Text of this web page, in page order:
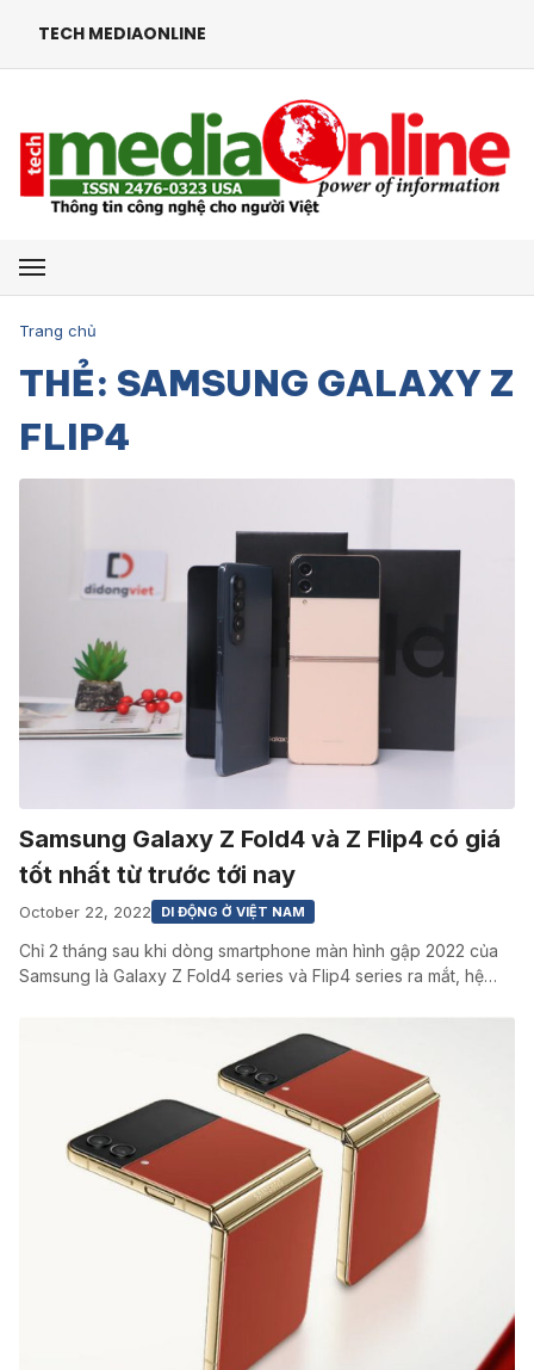
TECH MEDIAONLINE
Mở menu
Trang chủ
THẺ: SAMSUNG GALAXY Z
FLIP4
Samsung Galaxy Z Fold4 và Z Flip4 có giá
tốt nhất từ trước tới nay
October 22, 2022 DI ĐỘNG Ở VIỆT NAM
Chỉ 2 tháng sau khi dòng smartphone màn hình gập 2022 của
Samsung là Galaxy Z Fold4 series và Flip4 series ra mắt, hệ…